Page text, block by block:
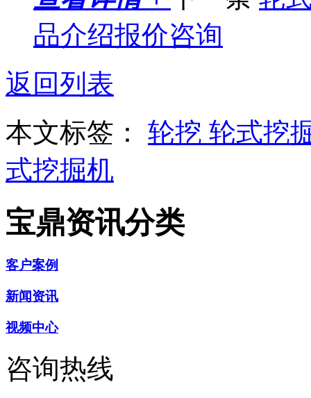
品介绍报价咨询
返回列表
本文标签： 轮挖 轮式挖
式挖掘机
宝鼎资讯分类
客户案例
新闻资讯
视频中心
咨询热线